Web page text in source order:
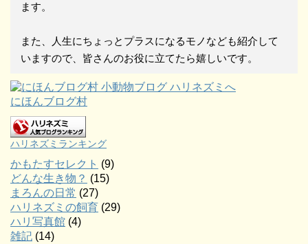
ます。
また、人生にちょっとプラスになるモノなども紹介して
いますので、皆さんのお役に立てたら嬉しいです。
にほんブログ村
ハリネズミランキング
かもたすセレクト (9)
どんな生き物？ (15)
まろんの日常 (27)
ハリネズミの飼育 (29)
ハリ写真館 (4)
雑記 (14)